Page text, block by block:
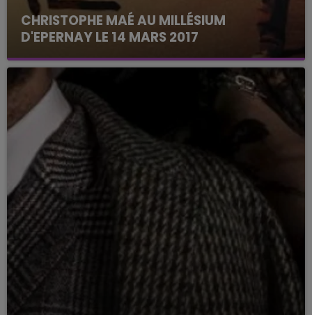
CHRISTOPHE MAÉ AU MILLÉSIUM
D'EPERNAY LE 14 MARS 2017